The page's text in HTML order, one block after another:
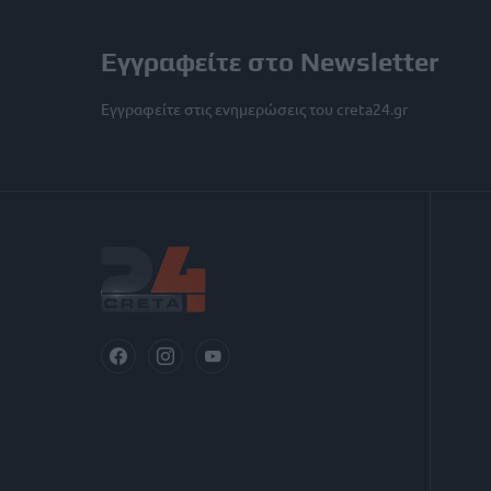
Εγγραφείτε στο Newsletter
Εγγραφείτε στις ενημερώσεις του creta24.gr